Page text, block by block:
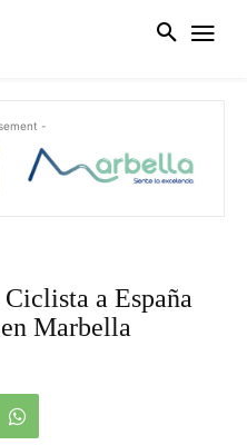
-
a España
Marbella